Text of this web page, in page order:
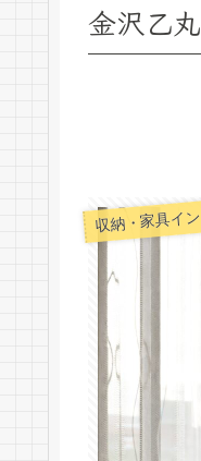
金沢乙
収納・家具イ